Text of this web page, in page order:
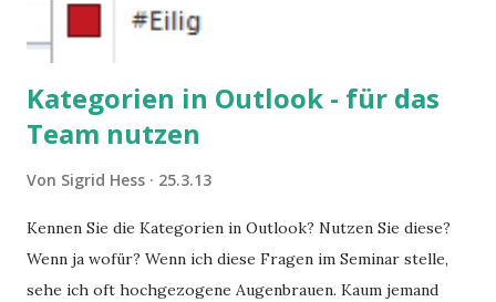
Kategorien in Outlook - für das
Team nutzen
Von Sigrid Hess 25.3.13
Kennen Sie die Kategorien in Outlook? Nutzen Sie diese?
Wenn ja wofür? Wenn ich diese Fragen im Seminar stelle,
sehe ich oft hochgezogene Augenbrauen. Kaum jemand